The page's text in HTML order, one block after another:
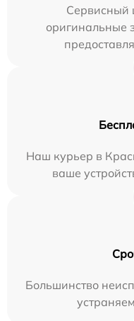
Сервисный
оригинальные
Наш курьер в
ваше
Большинство